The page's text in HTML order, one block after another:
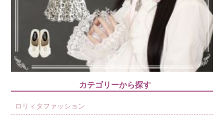
カテゴリーから探す
ロリィタファッション